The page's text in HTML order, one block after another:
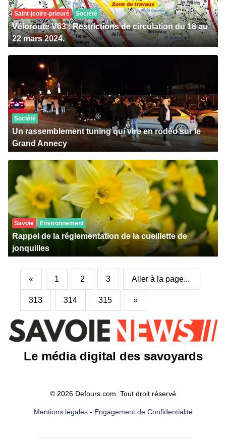
Saint-jeoire-prieuré Société
Véloroute V63 : Restrictions de circulation du 18 au
22 mars 2024.
Société
Un rassemblement tuning qui vire en rodéo sur le
Grand Annecy
Savoie Environnement
Rappel de la réglementation de la cueillette de
jonquilles
« 1 2 3 Aller à la page...
313 314 315 »
Le média digital des savoyards
© 2026 Defours.com. Tout droit réservé
Mentions légales- Engagement de Confidentialité